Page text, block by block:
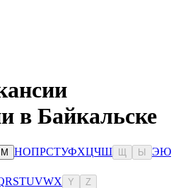
в Байкальске
М НОПРСТУФХЦЧШ Ы ЭЮ
RSTUVWX Y Z